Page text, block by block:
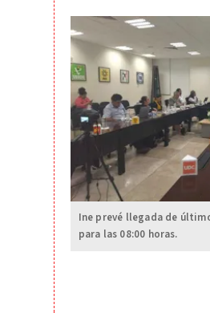
Ine prevé llegada de
para las 08:00 horas.